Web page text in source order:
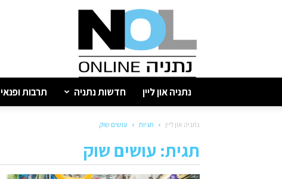
נתניה
נתניה און ליין חדשות נתניה תרבות ופנאי
נתניה און ליין תגיות עושים שוק
תגית: עושים שוק